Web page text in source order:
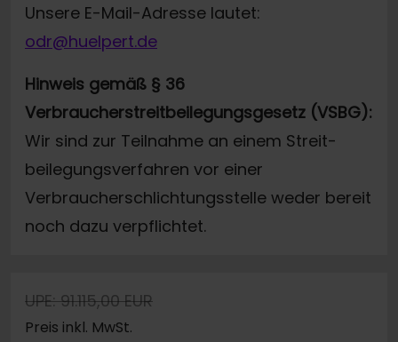
Unsere E-Mail-Adresse lautet:
odr@huelpert.de
Hinweis gemäß § 36
Verbraucherstreitbeilegungsgesetz (VSBG):
Wir sind zur Teilnahme an einem Streit-
beilegungsverfahren vor einer
Verbraucherschlichtungsstelle weder bereit
noch dazu verpflichtet.
UPE: 91.115,00 EUR
Preis inkl. MwSt.